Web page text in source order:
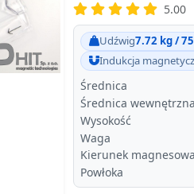
5.00
Udźwig7.72 kg /
Indukcja
Średnica
Średnica
Wysokość
Waga
Kierunek
Powłoka